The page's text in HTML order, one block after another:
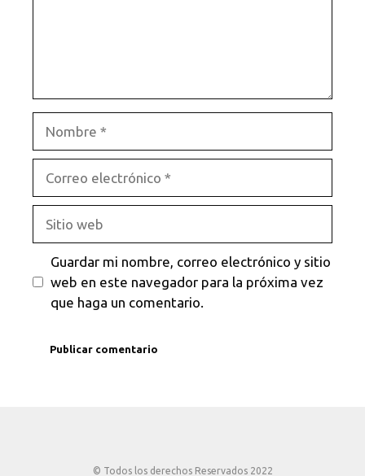
electrónico
web
Guardar mi nombre, correo electrónico y sitio
web en este navegador para la próxima vez
que haga un comentario.
© Todos los derechos Reservados 2022